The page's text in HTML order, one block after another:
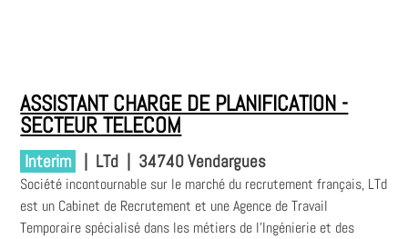
ASSISTANT CHARGE DE PLANIFICATION -
SECTEUR TELECOM
Interim | LTd | 34740 Vendargues
Société incontournable sur le marché du recrutement français, LTd
est un Cabinet de Recrutement et une Agence de Travail
Temporaire spécialisé dans les métiers de l'Ingénierie et des